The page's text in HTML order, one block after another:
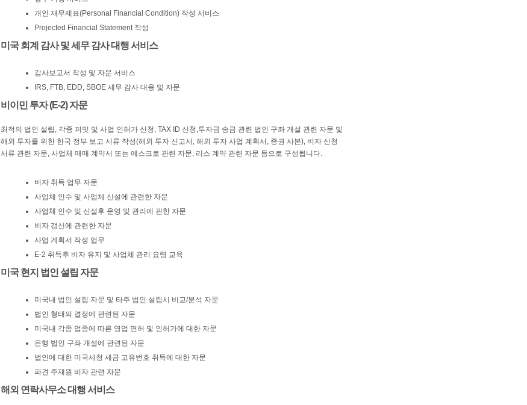
개인 재무제표(Personal Financial Condition) 작성 서비스
Projected Financial Statement 작성
미국 회계 감사 및 세무 감사 대행 서비스
감사보고서 작성 및 자문 서비스
IRS, FTB, EDD, SBOE 세무 감사 대응 및 자문
비이민 투자 (E-2) 자문
최적의 법인 설립, 각종 퍼밋 및 사업 인허가 신청, TAX ID 신청,투자금 송금 관련 법인 구좌 개설 관련 자문 및
해외 투자를 위한 한국 정부 보고 서류 작성(해외 투자 신고서, 해외 투자 사업 계획서, 증권 사본), 비자 신청
서류 관련 자문, 사업체 매매 계약서 또는 에스크로 관련 자문, 리스 계약 관련 자문 등으로 구성됩니다.
비자 취득 업무 자문
사업체 인수 및 사업체 신설에 관련한 자문
사업체 인수 및 신설후 운영 및 관리에 관한 자문
비자 갱신에 관련한 자문
사업 계획서 작성 업무
E-2 취득후 비자 유지 및 사업체 관리 요령 교육
미국 현지 법인 설립 자문
미국내 법인 설립 자문 및 타주 법인 설립시 비교/분석 자문
법인 형태의 결정에 관련된 자문
미국내 각종 업종에 따른 영업 면허 및 인허가에 대한 자문
은행 법인 구좌 개설에 관련된 자문
법인에 대한 미국세청 세금 고유번호 취득에 대한 자문
파견 주재원 비자 관련 자문
해외 연락사무소 대행 서비스